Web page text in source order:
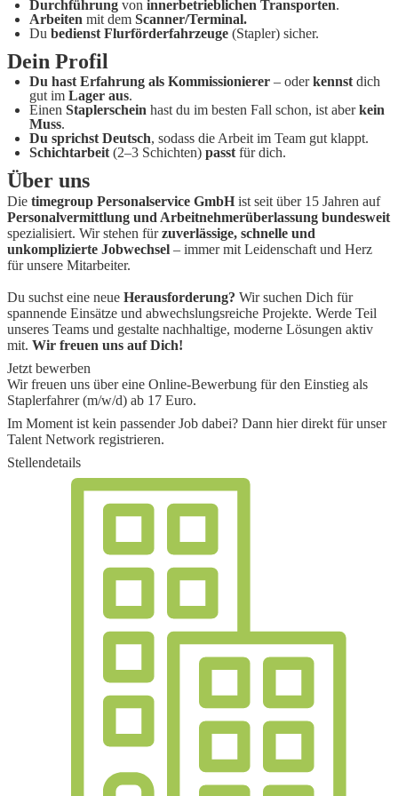
Durchführung von innerbetrieblichen Transporten.
Arbeiten mit dem Scanner/Terminal.
Du bedienst Flurförderfahrzeuge (Stapler) sicher.
Dein Profil
Du hast Erfahrung als Kommissionierer – oderkennst dich
gut im Lager aus.
Einen Staplerschein hast du im besten Fall schon, ist aberkein
Muss.
Du sprichst Deutsch, sodass die Arbeit im Team gut klappt.
Schichtarbeit (2–3 Schichten) passt für dich.
Über uns
Die timegroup Personalservice GmbH ist seit über 15 Jahren auf
Personalvermittlung und Arbeitnehmerüberlassung bundesweit
spezialisiert. Wir stehen fürzuverlässige, schnelle und
unkomplizierte Jobwechsel – immer mit Leidenschaft und Herz
für unsere Mitarbeiter.
Du suchst eine neue Herausforderung? Wir suchen Dich für
spannende Einsätze und abwechslungsreiche Projekte. Werde Teil
unseres Teams und gestalte nachhaltige, moderne Lösungen aktiv
mit. Wir freuen uns auf Dich!
Jetzt bewerben
Wir freuen uns über eine Online-Bewerbung für den Einstieg als
Staplerfahrer (m/w/d) ab 17 Euro.
Im Moment ist kein passender Job dabei? Dann hier direkt für unser
Talent Network registrieren.
Stellendetails